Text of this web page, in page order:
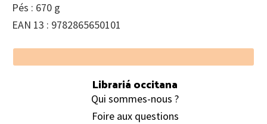
Pés : 670 g
EAN 13 : 9782865650101
Footer
Librariá occitana
Qui sommes-nous ?
Foire aux questions